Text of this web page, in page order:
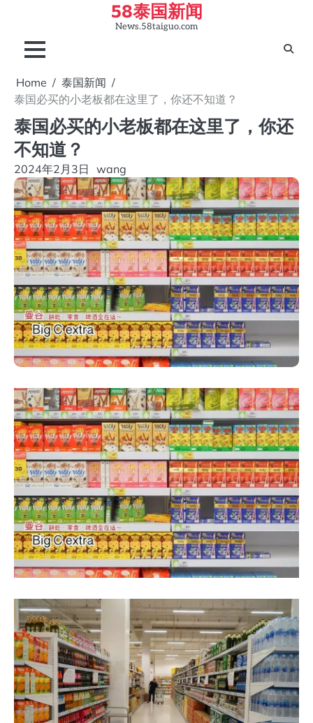
content
58泰国新闻
News.58taiguo.com
Home
泰国新闻
泰国必买的小老板都在这里了，你还不知道？
泰国必买的小老板都在这里了，你还
不知道？
2024年2月3日 wang